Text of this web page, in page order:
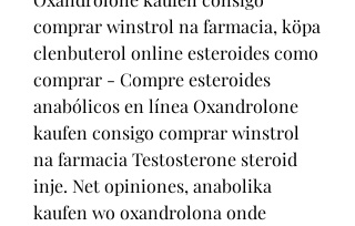
comprar winstrol na farmacia, köpa
clenbuterol online esteroides como
comprar - Compre esteroides
anabólicos en línea Oxandrolone
kaufen consigo comprar winstrol
na farmacia Testosterone steroid
inje. Net opiniones, anabolika
kaufen wo oxandrolona onde